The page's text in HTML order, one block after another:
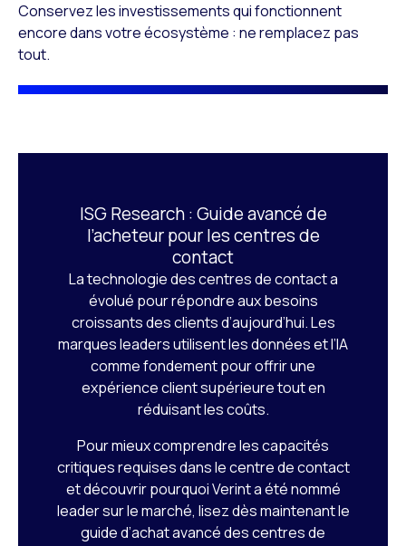
Conservez les investissements qui fonctionnent
encore dans votre écosystème : ne remplacez pas
tout.
ISG Research : Guide avancé de
l’acheteur pour les centres de
contact
La technologie des centres de contact a
évolué pour répondre aux besoins
croissants des clients d’aujourd’hui. Les
marques leaders utilisent les données et l’IA
comme fondement pour offrir une
expérience client supérieure tout en
réduisant les coûts.
Pour mieux comprendre les capacités
critiques requises dans le centre de contact
et découvrir pourquoi Verint a été nommé
leader sur le marché, lisez dès maintenant le
guide d’achat avancé des centres de